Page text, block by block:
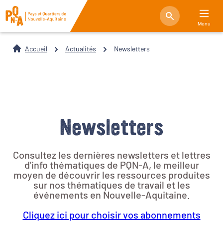
Menu
Accueil Actualités Newsletters
Newsletters
Consultez les dernières newsletters et lettres
d’info thématiques de PQN-A, le meilleur
moyen de découvrir les ressources produites
sur nos thématiques de travail et les
événements en Nouvelle-Aquitaine.
Cliquez ici pour choisir vos abonnements